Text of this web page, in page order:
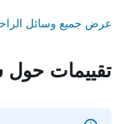
عرض جميع وسائل الراحة
تقييمات